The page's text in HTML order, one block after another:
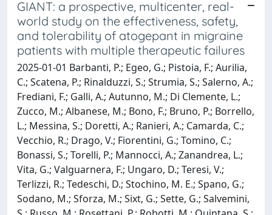
GIANT: a prospective, multicenter, real-
world study on the effectiveness, safety,
and tolerability of atogepant in migraine
patients with multiple therapeutic failures
2025-01-01 Barbanti, P.; Egeo, G.; Pistoia, F.; Aurilia,
C.; Scatena, P.; Rinalduzzi, S.; Strumia, S.; Salerno, A.;
Frediani, F.; Galli, A.; Autunno, M.; Di Clemente, L.;
Zucco, M.; Albanese, M.; Bono, F.; Bruno, P.; Borrello,
L.; Messina, S.; Doretti, A.; Ranieri, A.; Camarda, C.;
Vecchio, R.; Drago, V.; Fiorentini, G.; Tomino, C.;
Bonassi, S.; Torelli, P.; Mannocci, A.; Zanandrea, L.;
Vita, G.; Valguarnera, F.; Ungaro, D.; Teresi, V.;
Terlizzi, R.; Tedeschi, D.; Stochino, M. E.; Spano, G.;
Sodano, M.; Sforza, M.; Sixt, G.; Sette, G.; Salvemini,